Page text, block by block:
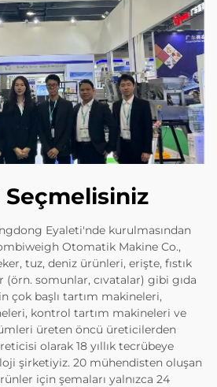
Eyaleti'nde kurulmasından
Otomatik Makine Co.,
tuz, deniz ürünleri, erişte, fıstık
somunlar, cıvatalar) gibi gıda
çok başlı tartım makineleri,
kontrol tartım makineleri ve
üreten öncü üreticilerden
olarak 18 yıllık tecrübeye
şirketiyiz. 20 mühendisten oluşan
için şemaları yalnızca 24